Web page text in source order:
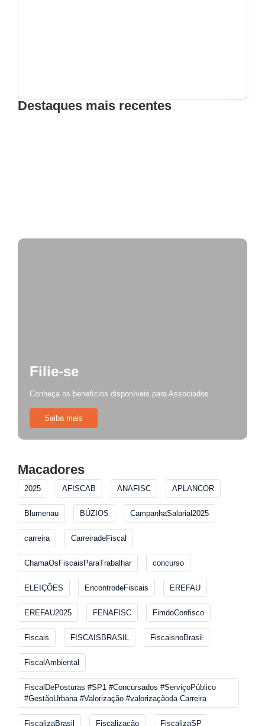
Destaques mais recentes
Filie-se
Conheça os benefícios disponíveis para Associados
Saiba mais
Macadores
2025 AFISCAB ANAFISC APLANCOR
Blumenau BÚZIOS CampanhaSalarial2025
carreira CarreiradeFiscal
ChamaOsFiscaisParaTrabalhar concurso
ELEIÇÕES EncontrodeFiscais EREFAU
EREFAU2025 FENAFISC FimdoConfisco
Fiscais FISCAISBRASIL FiscaisnoBrasil
FiscalAmbiental
FiscalDePosturas #SP1 #Concursados #ServiçoPúblico
#GestãoUrbana #Valorização #valorizaçãoda Carreira
FiscalizaBrasil Fiscalização FiscalizaSP